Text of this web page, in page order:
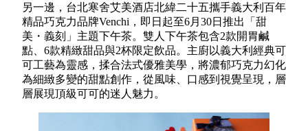
另一邊，台北寒舍艾美酒店北緯二十五攜手義大利百年
精品巧克力品牌Venchi，即日起至6月30日推出「甜
美・義刻」主題下午茶。雙人下午茶包含2款開胃鹹
點、6款精緻甜品與2杯限定飲品。主廚以義大利經典可
可工藝為靈感，揉合法式優雅美學，將濃郁巧克力幻化
為細緻多變的甜點創作，從風味、口感到視覺呈現，層
層展現頂級可可的迷人魅力。